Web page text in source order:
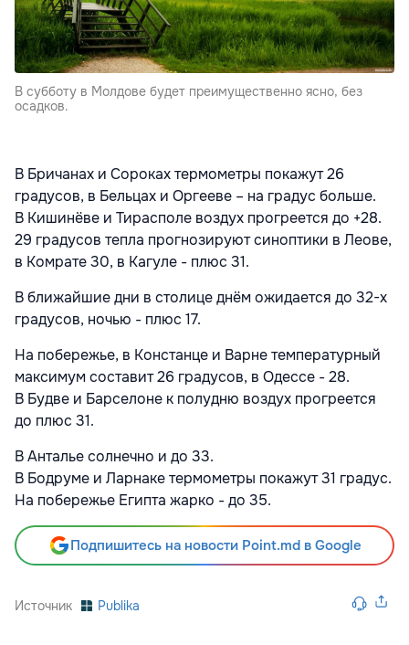
В субботу в Молдове будет преимущественно ясно, без
осадков.
В Бричанах и Сороках термометры покажут 26
градусов, в Бельцах и Оргееве – на градус больше.
В Кишинёве и Тирасполе воздух прогреется до +28.
29 градусов тепла прогнозируют синоптики в Леове,
в Комрате 30, в Кагуле - плюс 31.
В ближайшие дни в столице днём ожидается до 32-х
градусов, ночью - плюс 17.
На побережье, в Констанце и Варне температурный
максимум составит 26 градусов, в Одессе - 28.
В Будве и Барселоне к полудню воздух прогреется
до плюс 31.
В Анталье солнечно и до 33.
В Бодруме и Ларнаке термометры покажут 31 градус.
На побережье Египта жарко - до 35.
Подпишитесь на новости Point.md в Google
Источник Publika